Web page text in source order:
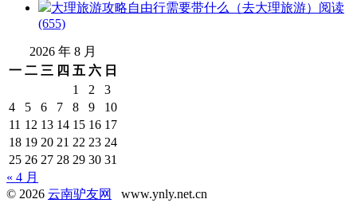
大理旅游攻略自由行需要带什么（去大理旅游） 阅读
(655)
2026 年 8 月
一 二 三 四 五 六 日
1
2
3
4
5 6 7 8 9
10
11 12 13 14 15 16 17
18 19 20 21 22 23 24
25 26 27 28 29 30 31
« 4 月
© 2026 云南驴友网
www.ynly.net.cn